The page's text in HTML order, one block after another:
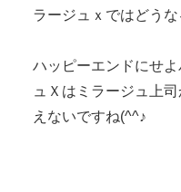
ラージュｘではどう
ハッピーエンドにせ
ュＸはミラージュ上
えないですね(^^♪